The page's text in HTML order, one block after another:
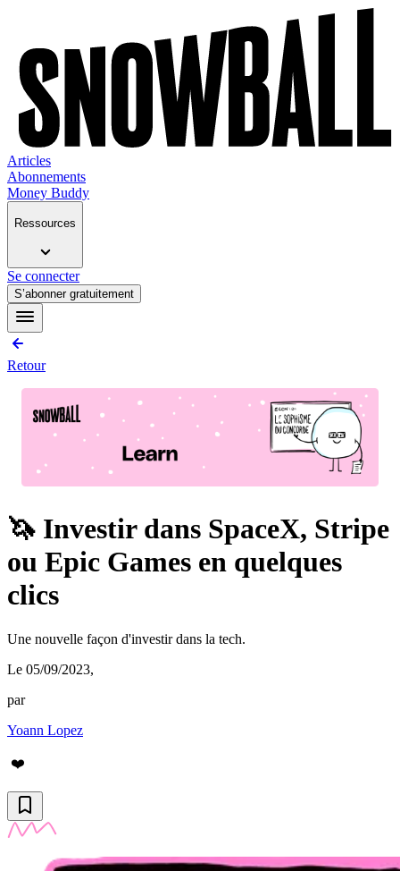
Articles
Abonnements
Money Buddy
Ressources
Se connecter
S’abonner gratuitement
Retour
🦄 Investir dans SpaceX, Stripe
ou Epic Games en quelques
clics
Une nouvelle façon d'investir dans la tech.
Le 05/09/2023,
par
Yoann Lopez
❤️